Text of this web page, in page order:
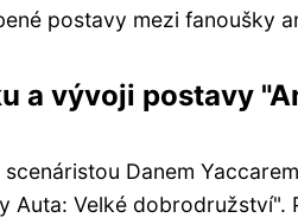
postavy mezi fanoušky
a vývoji postavy
Danem
Auta: Velké